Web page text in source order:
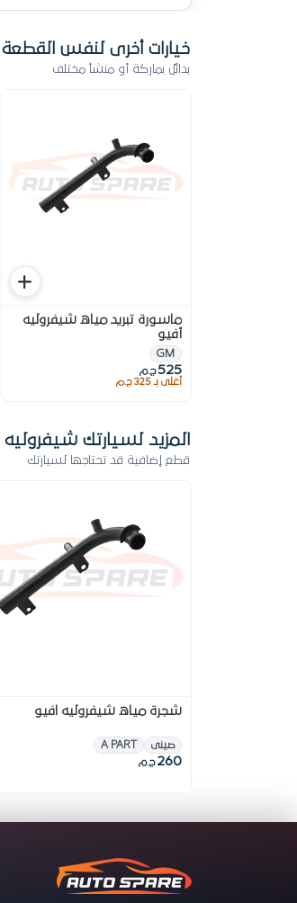
خيارات أخرى لنفس القطعة
بدائل بماركة أو منشأ مختلف
ماسورة تبريد مياه شيفروليه
أفيو
GM
525ج.م
أغلى بـ 325 ج.م
المزيد لسيارتك شيفروليه
قطع إضافية قد تحتاجها لسيارتك
شجرة مياه شيفروليه افيو
صينى A PART
260 ج.م